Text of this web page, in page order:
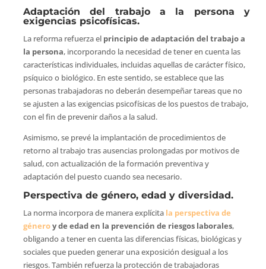
Adaptación del trabajo a la persona y
exigencias psicofísicas.
La reforma refuerza el principio de adaptación del trabajo a
la persona, incorporando la necesidad de tener en cuenta las
características individuales, incluidas aquellas de carácter físico,
psíquico o biológico. En este sentido, se establece que las
personas trabajadoras no deberán desempeñar tareas que no
se ajusten a las exigencias psicofísicas de los puestos de trabajo,
con el fin de prevenir daños a la salud.
Asimismo, se prevé la implantación de procedimientos de
retorno al trabajo tras ausencias prolongadas por motivos de
salud, con actualización de la formación preventiva y
adaptación del puesto cuando sea necesario.
Perspectiva de género, edad y diversidad.
La norma incorpora de manera explícita la perspectiva de
géneroy de edad en la prevención de riesgos laborales,
obligando a tener en cuenta las diferencias físicas, biológicas y
sociales que pueden generar una exposición desigual a los
riesgos. También refuerza la protección de trabajadoras